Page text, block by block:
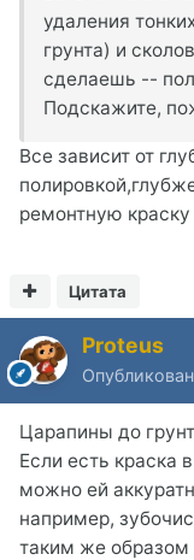
удаления
грунта) и
сделаешь --
Подскажите,
Все зависит от
ремонтную
Цитата
Proteus
Царапины до
Если есть краска
можно ей
например,
таким же образом